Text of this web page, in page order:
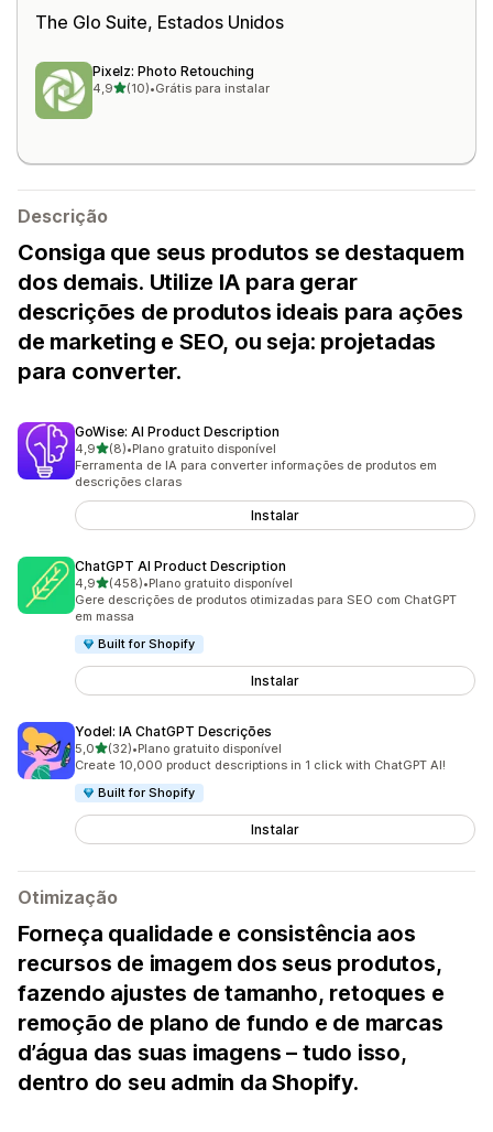
The Glo Suite, Estados Unidos
Pixelz: Photo Retouching
4,9de 5 estrelas
(10)
10 avaliações ao todo
•Grátis para instalar
Descrição
Consiga que seus produtos se destaquem
dos demais. Utilize IA para gerar
descrições de produtos ideais para ações
de marketing e SEO, ou seja: projetadas
para converter.
GoWise: AI Product Description
4,9de 5 estrelas
(8)
8 avaliações ao todo
•Plano gratuito disponível
Ferramenta de IA para converter informações de produtos em
descrições claras
Instalar
ChatGPT AI Product Description
4,9de 5 estrelas
(458)
458 avaliações ao todo
•Plano gratuito disponível
Gere descrições de produtos otimizadas para SEO com ChatGPT
em massa
Built for Shopify
Instalar
Yodel: IA ChatGPT Descrições
5,0de 5 estrelas
(32)
32 avaliações ao todo
•Plano gratuito disponível
Create 10,000 product descriptions in 1 click with ChatGPT AI!
Built for Shopify
Instalar
Otimização
Forneça qualidade e consistência aos
recursos de imagem dos seus produtos,
fazendo ajustes de tamanho, retoques e
remoção de plano de fundo e de marcas
d’água das suas imagens – tudo isso,
dentro do seu admin da Shopify.